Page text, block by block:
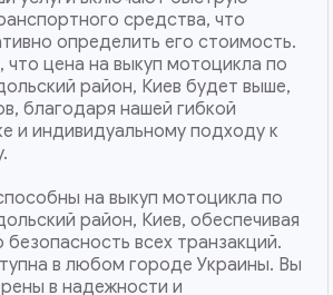
средства, что
определить его стоимость.
цена на выкуп мотоцикла по
район, Киев будет выше,
благодаря нашей гибкой
и индивидуальному подходу к
на выкуп мотоцикла по
район, Киев, обеспечивая
всех транзакций.
в любом городе Украины. Вы
в надежности и